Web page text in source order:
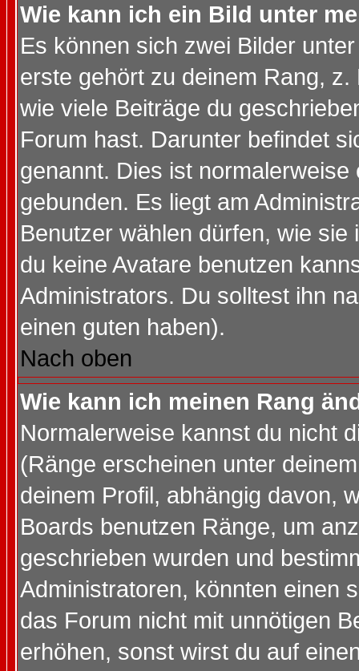
Wie kann ich ein Bild unter
Es können sich zwei Bilder
erste gehört zu deinem Rang,
wie viele Beiträge du
Forum hast. Darunter befindet
genannt. Dies ist
gebunden. Es liegt am
Benutzer wählen dürfen, wie
du keine Avatare benutzen
Administrators. Du solltest ihn
einen guten haben).
Nach oben
Wie kann ich meinen Rang
Normalerweise kannst du nicht
(Ränge erscheinen unter
deinem Profil, abhängig davon,
Boards benutzen Ränge, um
geschrieben wurden und
Administratoren, könnten einen
das Forum nicht mit unnötigen
erhöhen, sonst wirst du auf